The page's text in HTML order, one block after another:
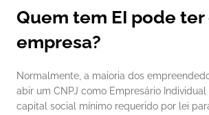
Quem tem EI pode
empresa?
Normalmente, a maioria dos
abir um CNPJ como Empresário
capital social mínimo requerido por lei